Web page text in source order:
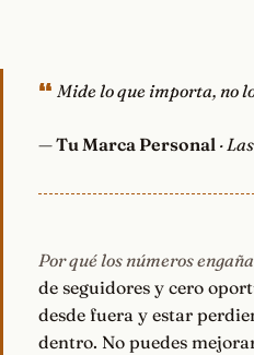
Mide lo que importa, no
—Tu Marca Personal ·
Por qué los números
de seguidores y cero
desde fuera y estar
dentro. No puedes